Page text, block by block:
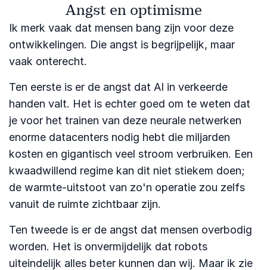
Angst en optimisme
Ik merk vaak dat mensen bang zijn voor deze
ontwikkelingen. Die angst is begrijpelijk, maar
vaak onterecht.
Ten eerste is er de angst dat AI in verkeerde
handen valt. Het is echter goed om te weten dat
je voor het trainen van deze neurale netwerken
enorme datacenters nodig hebt die miljarden
kosten en gigantisch veel stroom verbruiken. Een
kwaadwillend regime kan dit niet stiekem doen;
de warmte-uitstoot van zo'n operatie zou zelfs
vanuit de ruimte zichtbaar zijn.
Ten tweede is er de angst dat mensen overbodig
worden. Het is onvermijdelijk dat robots
uiteindelijk alles beter kunnen dan wij. Maar ik zie